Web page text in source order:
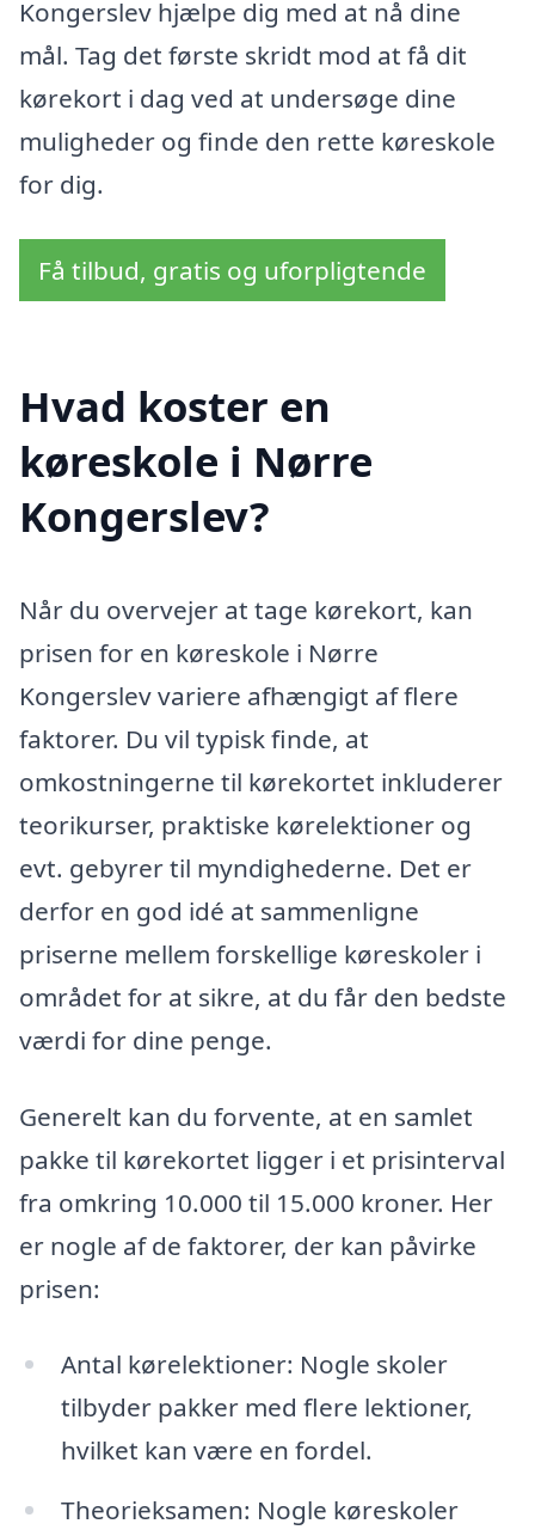
Kongerslev hjælpe dig med at nå dine
mål. Tag det første skridt mod at få dit
kørekort i dag ved at undersøge dine
muligheder og finde den rette køreskole
for dig.
Få tilbud, gratis og uforpligtende
Hvad koster en
køreskole i Nørre
Kongerslev?
Når du overvejer at tage kørekort, kan
prisen for en køreskole i Nørre
Kongerslev variere afhængigt af flere
faktorer. Du vil typisk finde, at
omkostningerne til kørekortet inkluderer
teorikurser, praktiske kørelektioner og
evt. gebyrer til myndighederne. Det er
derfor en god idé at sammenligne
priserne mellem forskellige køreskoler i
området for at sikre, at du får den bedste
værdi for dine penge.
Generelt kan du forvente, at en samlet
pakke til kørekortet ligger i et prisinterval
fra omkring 10.000 til 15.000 kroner. Her
er nogle af de faktorer, der kan påvirke
prisen:
Antal kørelektioner: Nogle skoler
tilbyder pakker med flere lektioner,
hvilket kan være en fordel.
Theorieksamen: Nogle køreskoler